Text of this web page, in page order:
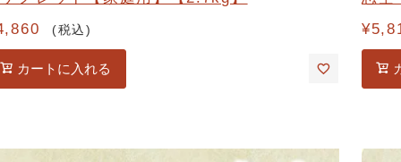
税込
カートに入れる
¥